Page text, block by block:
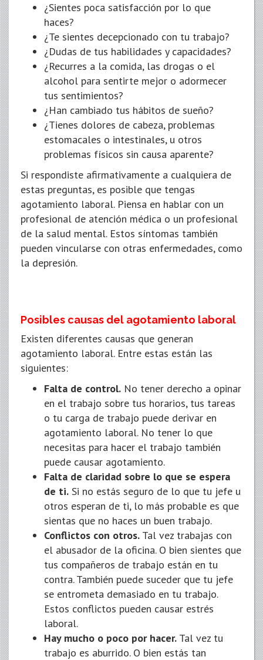
¿Sientes poca satisfacción por lo que
haces?
¿Te sientes decepcionado con tu trabajo?
¿Dudas de tus habilidades y capacidades?
¿Recurres a la comida, las drogas o el
alcohol para sentirte mejor o adormecer
tus sentimientos?
¿Han cambiado tus hábitos de sueño?
¿Tienes dolores de cabeza, problemas
estomacales o intestinales, u otros
problemas físicos sin causa aparente?
Si respondiste afirmativamente a cualquiera de
estas preguntas, es posible que tengas
agotamiento laboral. Piensa en hablar con un
profesional de atención médica o un profesional
de la salud mental. Estos síntomas también
pueden vincularse con otras enfermedades, como
la depresión.
Posibles causas del agotamiento laboral
Existen diferentes causas que generan
agotamiento laboral. Entre estas están las
siguientes:
Falta de control. No tener derecho a opinar
en el trabajo sobre tus horarios, tus tareas
o tu carga de trabajo puede derivar en
agotamiento laboral. No tener lo que
necesitas para hacer el trabajo también
puede causar agotamiento.
Falta de claridad sobre lo que se espera
de ti. Si no estás seguro de lo que tu jefe u
otros esperan de ti, lo más probable es que
sientas que no haces un buen trabajo.
Conflictos con otros. Tal vez trabajas con
el abusador de la oficina. O bien sientes que
tus compañeros de trabajo están en tu
contra. También puede suceder que tu jefe
se entrometa demasiado en tu trabajo.
Estos conflictos pueden causar estrés
laboral.
Hay mucho o poco por hacer. Tal vez tu
trabajo es aburrido. O bien estás tan